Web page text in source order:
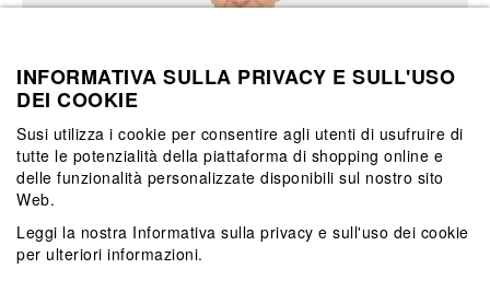
INFORMATIVA SULLA PRIVACY E SULL'USO
DEI COOKIE
Susi utilizza i cookie per consentire agli utenti di usufruire di
tutte le potenzialità della piattaforma di shopping online e
delle funzionalità personalizzate disponibili sul nostro sito
Web.
Leggi la nostra Informativa sulla privacy e sull'uso dei cookie
per ulteriori informazioni.